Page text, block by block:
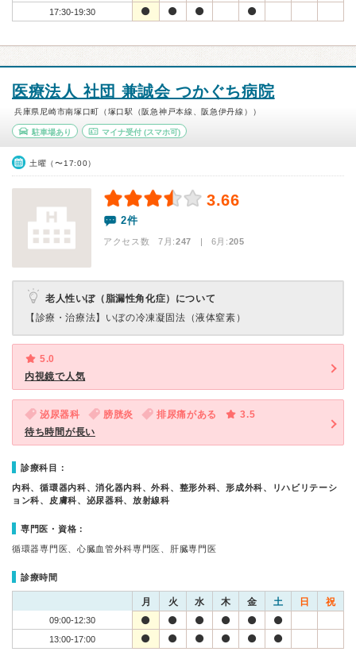
17:30-19:30
医療法人 社団 兼誠会 つかぐち病院
兵庫県尼崎市南塚口町（塚口駅（阪急神戸本線、阪急伊丹線））
駐車場あり マイナ受付(スマホ可)
土曜（〜17:00）
3.66
2件
アクセス数 7月:247 | 6月:205
老人性いぼ（脂漏性角化症）について
【診療・治療法】 いぼの冷凍凝固法（液体窒素）
5.0
内視鏡で人気
泌尿器科 膀胱炎 排尿痛がある
3.5
待ち時間が長い
診療科目：
内科、循環器内科、消化器内科、外科、整形外科、形成外科、リハビリテーシ
ョン科、皮膚科、泌尿器科、放射線科
専門医・資格：
循環器専門医、心臓血管外科専門医、肝臓専門医
診療時間
月 火 水 木 金 土 日 祝
09:00-12:30
13:00-17:00